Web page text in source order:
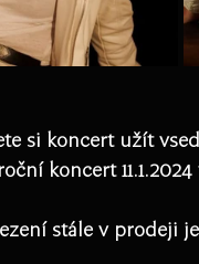
si koncert užít
koncert 11.1.2024
stále v prodeji